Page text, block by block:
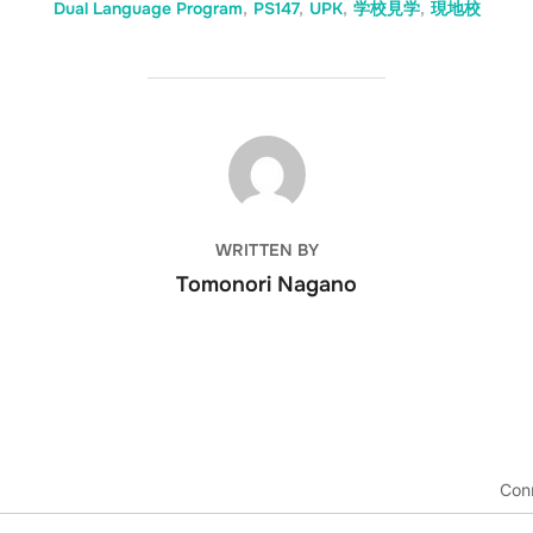
Dual Language Program, PS147, UPK, 学校見学, 現地校
POST AUTHOR
WRITTEN BY
Tomonori Nagano